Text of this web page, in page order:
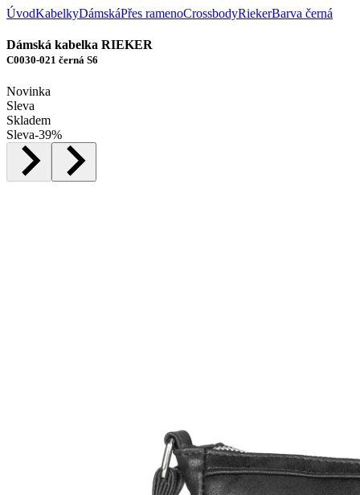
ÚvodKabelkyDámskáPřes ramenoCrossbodyRiekerBarva černá
Dámská kabelka RIEKER
C0030-021 černá S6
Novinka
Sleva
Skladem
Sleva-39%